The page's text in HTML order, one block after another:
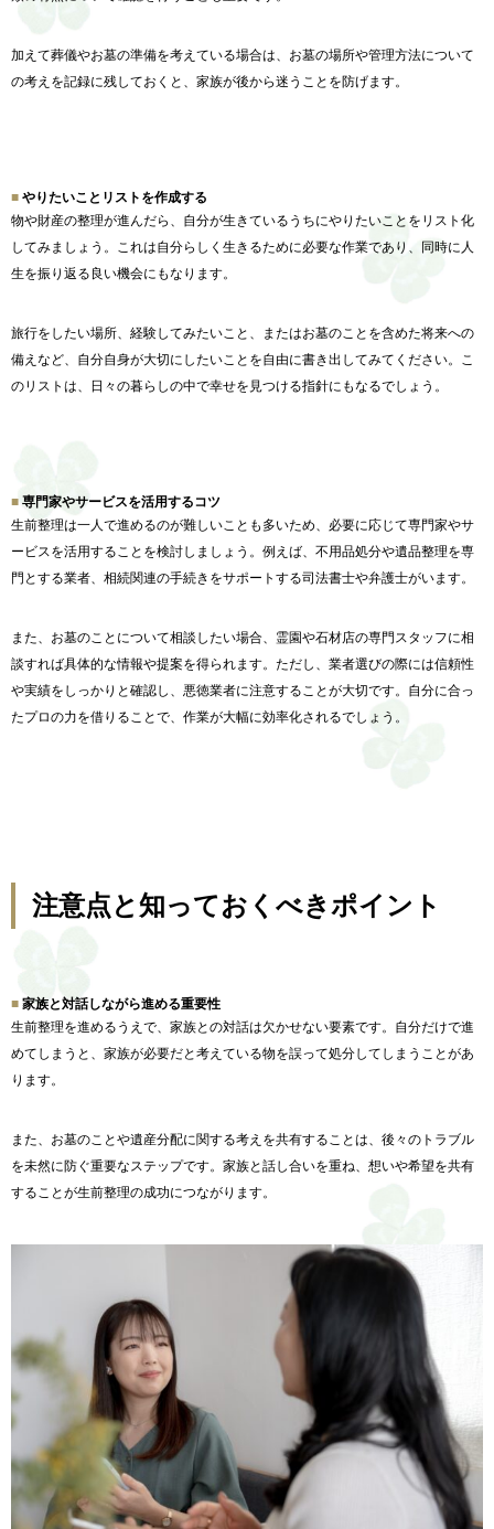
加えて葬儀やお墓の準備を考えている場合は、 お墓の場所や管理方法について
の考えを記録に残しておくと、 家族が後から迷うことを防げます。
やりたいことリストを作成する
物や財産の整理が進んだら、 自分が生きているうちにやりたいことをリスト化
してみましょう。
これは自分らしく生きるために必要な作業であり、 同時に人
生を振り返る良い機会にもなります。
旅行をしたい場所、 経験してみたいこと、
またはお墓のことを含めた将来への
備えなど、 自分自身が大切にしたいことを自由に書き出してみてください。
こ
のリストは、
日々の暮らしの中で幸せを見つける指針にもなるでしょう。
専門家やサービスを活用するコツ
生前整理は一人で進めるのが難しいことも多いため、 必要に応じて専門家やサ
ービスを活用することを検討しましょう。例えば、不用品処分や遺品整理を専
門とする業者、 相続関連の手続きをサポートする司法書士や弁護士がいます。
また、お墓のことについて相談したい場合、 霊園や石材店の専門スタッフに相
談すれば具体的な情報や提案を得られます。ただし、 業者選びの際には信頼性
や実績をしっかりと確認し、 悪徳業者に注意することが大切です。 自分に合っ
たプロの力を借りることで、 作業が大幅に効率化されるでしょう。
注意点と知っておくべきポイント
家族と対話しながら進める重要性
生前整理を進めるうえで、家族との対話は欠かせない要素です。 自分だけで進
めてしまうと、 家族が必要だと考えている物を誤って処分してしまうことがあ
りま す。
また、お墓のことや遺産分配に関する考えを共有することは、 後々のトラブル
を未然に防ぐ重要なステップです。 家族と話し合いを重ね、 想いや希望を共有
することが生前整理の成功につながります。